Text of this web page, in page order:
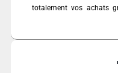
totalement vos achats